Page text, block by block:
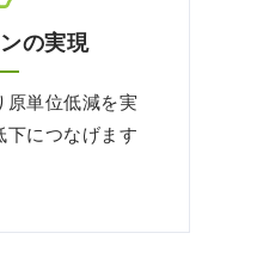
の実現
原単位低減を実
下につなげます